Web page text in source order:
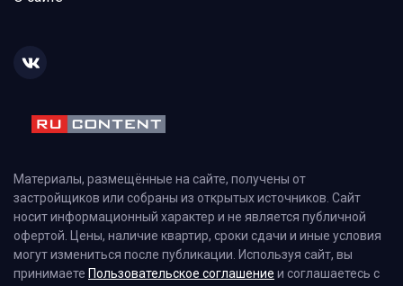
Материалы, размещённые на сайте, получены от
застройщиков или собраны из открытых источников. Сайт
носит информационный характер и не является публичной
офертой. Цены, наличие квартир, сроки сдачи и иные условия
могут измениться после публикации. Используя сайт, вы
принимаете Пользовательское соглашение и соглашаетесь с